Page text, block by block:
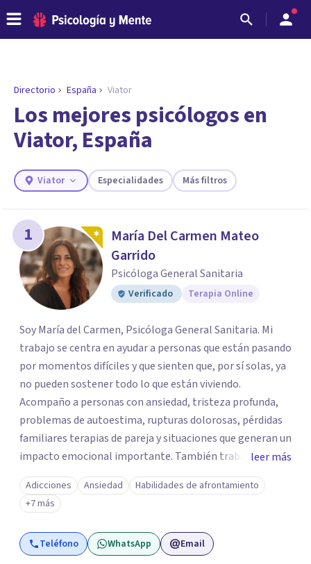
ENCONTRAR MI TERAPEUTA
¿Necesitas ayuda para encontrar el
psicólogo adecuado?
Responde a unas breves preguntas y te ofreceremos
necesidades.
Responder cuestionario
Directorio España Viator
Los mejores psicólogos en
Viator, España
Viator Especialidades Más filtros
1
María Del Carmen Mateo
Garrido
Psicóloga General Sanitaria
Verificado Terapia Online
Soy María del Carmen, Psicóloga General Sanitaria. Mi
trabajo se centra en ayudar a personas que están pasando
por momentos difíciles y que sienten que, por sí solas, ya
no pueden sostener todo lo que están viviendo.
Acompaño a personas con ansiedad, tristeza profunda,
problemas de autoestima, rupturas dolorosas, pérdidas
familiares terapias de pareja y situaciones que generan un
impacto emocional importante. También trabajo con
niños y adolescentes que presentan miedos, dificultades
escolares o cambios de comportamiento, así como con
padres que necesitan orientación para comprender y
apoyar mejor a sus hijos. Mi enfoque es cercano,
respetuoso y práctico, en consulta trabajamos para
leer más
Adicciones Ansiedad
Habilidades de afrontamiento
+7 más
Teléfono WhatsApp Email